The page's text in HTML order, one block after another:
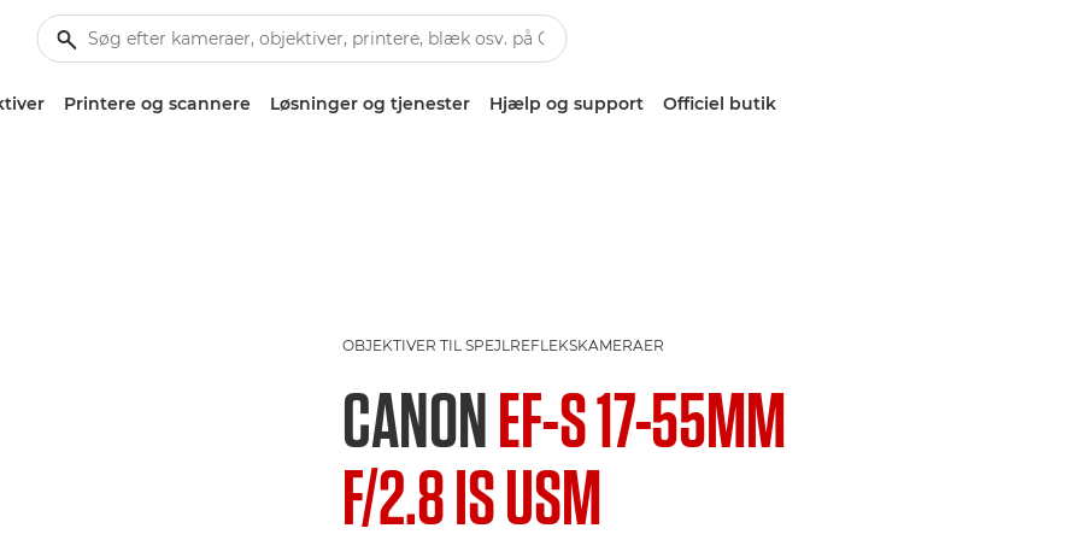
Printere og scannere Løsninger og tjenester Hjælp og support Officiel butik
OBJEKTIVER TIL SPEJLREFLEKSKAMERAER
CANONEF-S 17-55MM
F/2.8 IS USM